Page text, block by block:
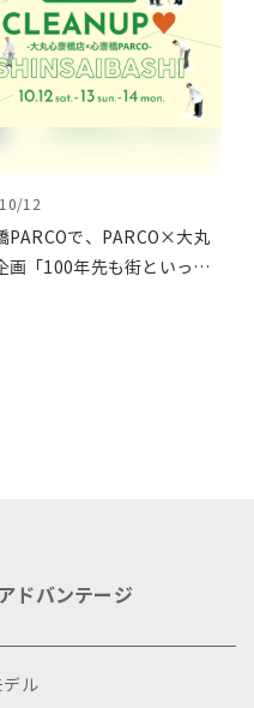
12
PARCOで、PARCO×大丸
画「100年先も街といっし
ドバンテージ
デル